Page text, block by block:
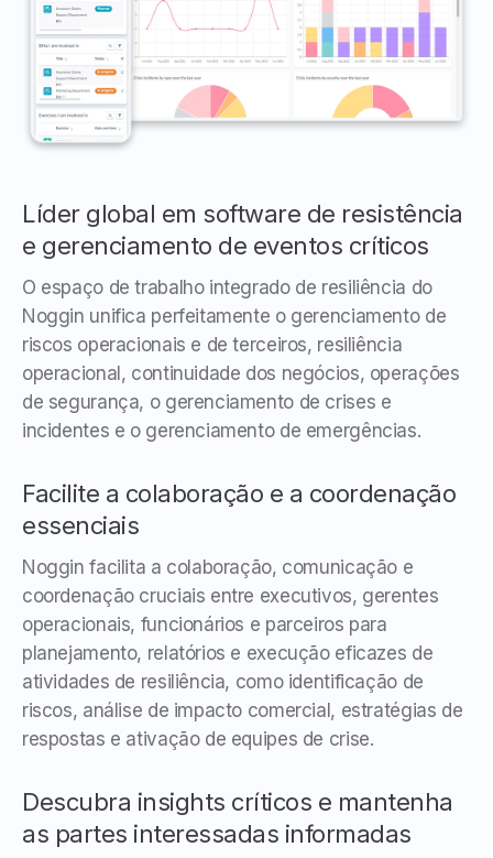
Líder global em software de resistência
e gerenciamento de eventos críticos
O espaço de trabalho integrado de resiliência do
Noggin unifica perfeitamente o gerenciamento de
riscos operacionais e de terceiros, resiliência
operacional, continuidade dos negócios, operações
de segurança, o gerenciamento de crises e
incidentes e o gerenciamento de emergências.
Facilite a colaboração e a coordenação
essenciais
Noggin facilita a colaboração, comunicação e
coordenação cruciais entre executivos, gerentes
operacionais, funcionários e parceiros para
planejamento, relatórios e execução eficazes de
atividades de resiliência, como identificação de
riscos, análise de impacto comercial, estratégias de
respostas e ativação de equipes de crise.
Descubra insights críticos e mantenha
as partes interessadas informadas